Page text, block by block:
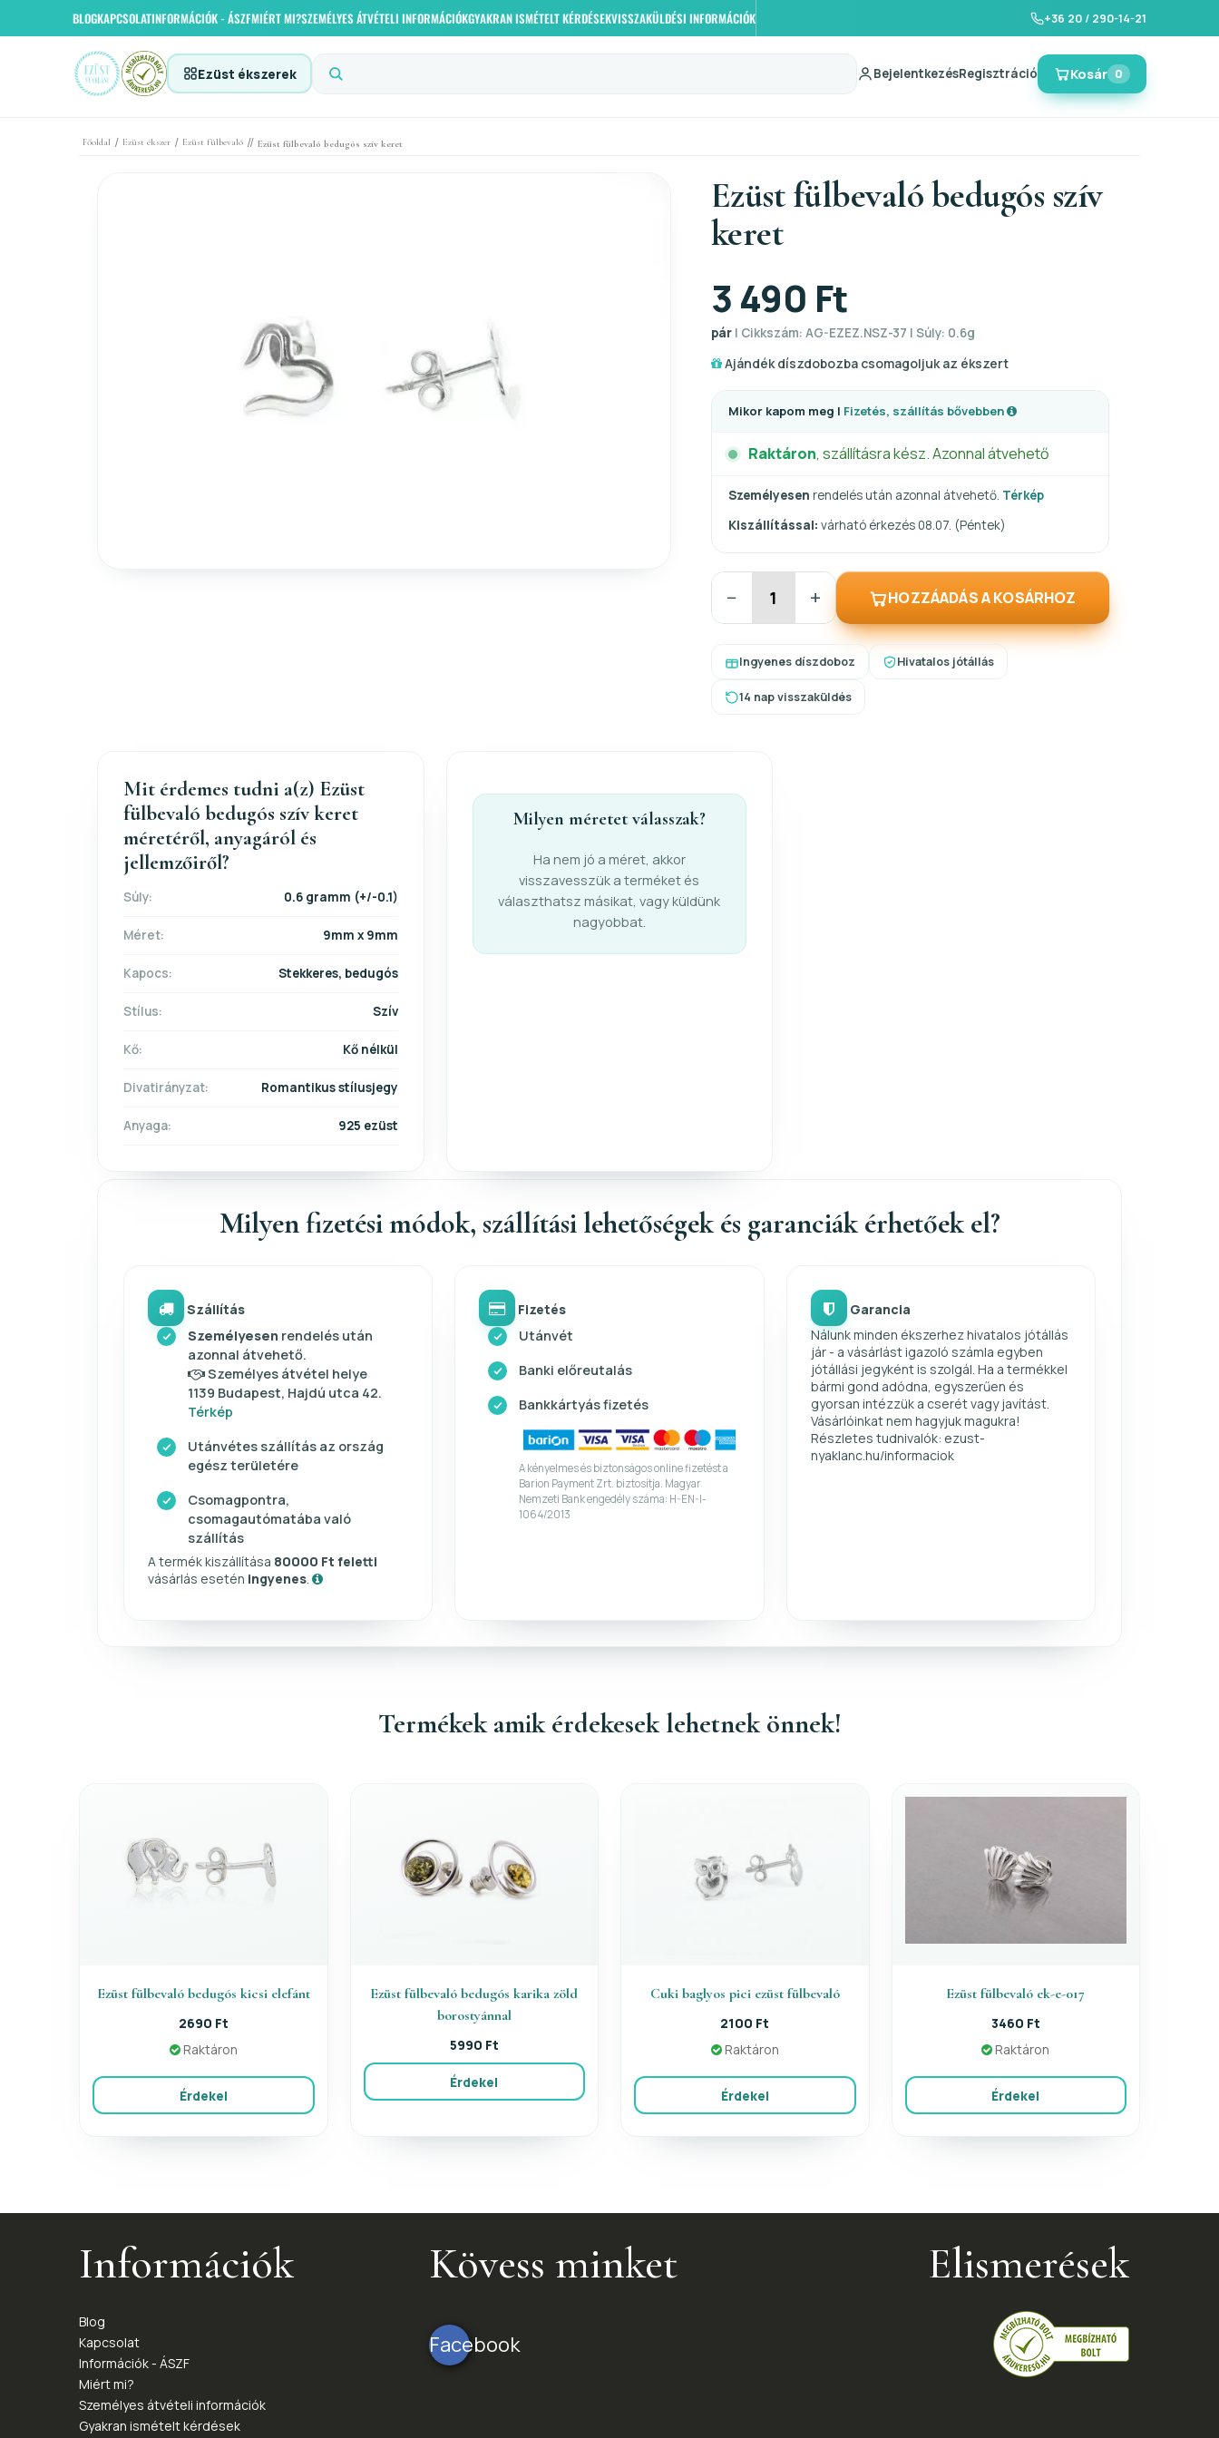
BLOGKAPCSOLATINFORMÁCIÓK - ÁSZFMIÉRT MI?SZEMÉLYES ÁTVÉTELI INFORMÁCIÓKGYAKRAN ISMÉTELT KÉRDÉSEKVISSZAKÜLDÉSI INFORMÁCIÓK +36 20 / 290-14-21
Ezüst ékszerek BejelentkezésRegisztráció Kosár 0
Főoldal / Ezüst ékszer / Ezüst fülbevaló // Ezüst fülbevaló bedugós szív keret
Ezüst fülbevaló bedugós szív
keret
3 490 Ft
pár| Cikkszám: AG-EZEZ.NSZ-37 | Súly: 0.6g
Ajándék díszdobozba csomagoljuk az ékszert
Mikor kapom meg | Fizetés, szállítás bővebben
Raktáron, szállításra kész. Azonnal átvehető
Személyesen rendelés után azonnal átvehető. Térkép
Kiszállítással: várható érkezés 08.07. (Péntek)
− + HOZZÁADÁS A KOSÁRHOZ
Ingyenes díszdoboz Hivatalos jótállás
14 nap visszaküldés
Mit érdemes tudni a(z) Ezüst
fülbevaló bedugós szív keret
méretéről, anyagáról és
jellemzőiről?
Súly: 0.6 gramm (+/-0.1)
Méret: 9mm x 9mm
Kapocs: Stekkeres, bedugós
Stílus: Szív
Kő: Kő nélkül
Divatirányzat: Romantikus stílusjegy
Anyaga: 925 ezüst
Milyen méretet válasszak?
Ha nem jó a méret, akkor
visszavesszük a terméket és
választhatsz másikat, vagy küldünk
nagyobbat.
Milyen fizetési módok, szállítási lehetőségek és garanciák érhetőek el?
Szállítás
Személyesen rendelés után
azonnal átvehető.
Személyes átvétel helye
1139 Budapest, Hajdú utca 42.
Térkép
Utánvétes szállítás az ország
egész területére
Csomagpontra,
csomagautómatába való
szállítás
A termék kiszállítása 80000 Ft feletti
vásárlás esetén ingyenes.
Fizetés
Utánvét
Banki előreutalás
Bankkártyás fizetés
A kényelmes és biztonságos online fizetést a
Barion Payment Zrt. biztosítja. Magyar
Nemzeti Bank engedély száma: H-EN-I-
1064/2013
Garancia
Nálunk minden ékszerhez hivatalos jótállás
jár - a vásárlást igazoló számla egyben
jótállási jegyként is szolgál. Ha a termékkel
bármi gond adódna, egyszerűen és
gyorsan intézzük a cserét vagy javítást.
Vásárlóinkat nem hagyjuk magukra!
Részletes tudnivalók: ezust-
nyaklanc.hu/informaciok
Termékek amik érdekesek lehetnek önnek!
Ezüst fülbevaló bedugós kicsi elefánt
2690 Ft
Raktáron
Érdekel
Ezüst fülbevaló bedugós karika zöld
borostyánnal
5990 Ft
Érdekel
Cuki baglyos pici ezüst fülbevaló
2100 Ft
Raktáron
Érdekel
Ezüst fülbevaló ek-e-017
3460 Ft
Raktáron
Érdekel
Információk
Blog
Kapcsolat
Információk - ÁSZF
Miért mi?
Személyes átvételi információk
Gyakran ismételt kérdések
Kövess minket
Facebook
Elismerések